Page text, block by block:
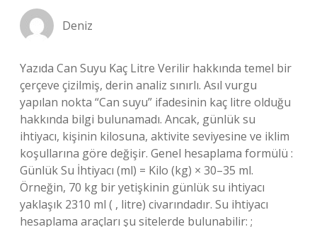
Deniz
Yazıda Can Suyu Kaç Litre Verilir hakkında temel bir
çerçeve çizilmiş, derin analiz sınırlı. Asıl vurgu
yapılan nokta “Can suyu” ifadesinin kaç litre olduğu
hakkında bilgi bulunamadı. Ancak, günlük su
ihtiyacı, kişinin kilosuna, aktivite seviyesine ve iklim
koşullarına göre değişir. Genel hesaplama formülü :
Günlük Su İhtiyacı (ml) = Kilo (kg) × 30–35 ml.
Örneğin, 70 kg bir yetişkinin günlük su ihtiyacı
yaklaşık 2310 ml ( , litre) civarındadır. Su ihtiyacı
hesaplama araçları şu sitelerde bulunabilir: ;